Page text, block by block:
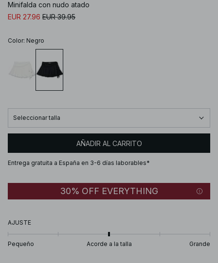
Minifalda con nudo atado
EUR 27.96 EUR 39.95
Color: Negro
Seleccionar talla
AÑADIR AL CARRITO
Entrega gratuita a España en 3-6 días laborables*
30% OFF EVERYTHING
AJUSTE
Pequeño Acorde a la talla Grande